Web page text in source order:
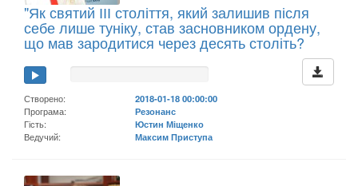
"Як святий ІІІ століття, який залишив після
себе лише туніку, став засновником ордену,
що мав зародитися через десять століть?
Створено:
2018-01-18 00:00:00
Програма:
Резонанс
Гість:
Юстин Міщенко
Ведучий:
Максим Приступа